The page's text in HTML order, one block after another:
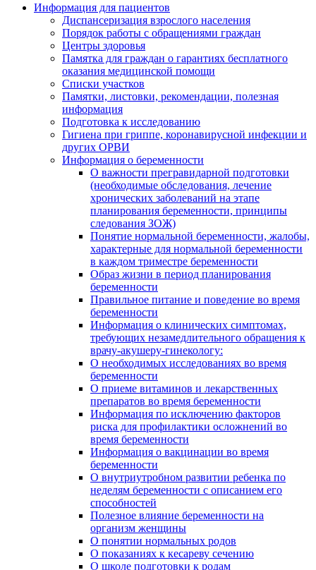
Информация для пациентов
Диспансеризация взрослого населения
Порядок работы с обращениями граждан
Центры здоровья
Памятка для граждан о гарантиях бесплатного
оказания медицинской помощи
Cписки участков
Памятки, листовки, рекомендации, полезная
информация
Подготовка к исследованию
Гигиена при гриппе, коронавирусной инфекции и
других ОРВИ
Информация о беременности
О важности прегравидарной подготовки
(необходимые обследования, лечение
хронических заболеваний на этапе
планирования беременности, принципы
следования ЗОЖ)
Понятие нормальной беременности, жалобы,
характерные для нормальной беременности
в каждом триместре беременности
Образ жизни в период планирования
беременности
Правильное питание и поведение во время
беременности
Информация о клинических симптомах,
требующих незамедлительного обращения к
врачу-акушеру-гинекологу:
О необходимых исследованиях во время
беременности
О приеме витаминов и лекарственных
препаратов во время беременности
Информация по исключению факторов
риска для профилактики осложнений во
время беременности
Информация о вакцинации во время
беременности
О внутриутробном развитии ребенка по
неделям беременности с описанием его
способностей
Полезное влияние беременности на
организм женщины
О понятии нормальных родов
О показаниях к кесареву сечению
О школе подготовки к родам